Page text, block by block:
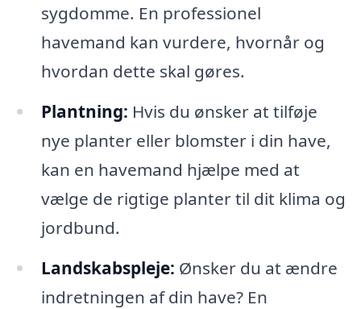
sygdomme. En professionel
havemand kan vurdere, hvornår og
hvordan dette skal gøres.
Plantning: Hvis du ønsker at tilføje
nye planter eller blomster i din have,
kan en havemand hjælpe med at
vælge de rigtige planter til dit klima og
jordbund.
Landskabspleje: Ønsker du at ændre
indretningen af din have? En